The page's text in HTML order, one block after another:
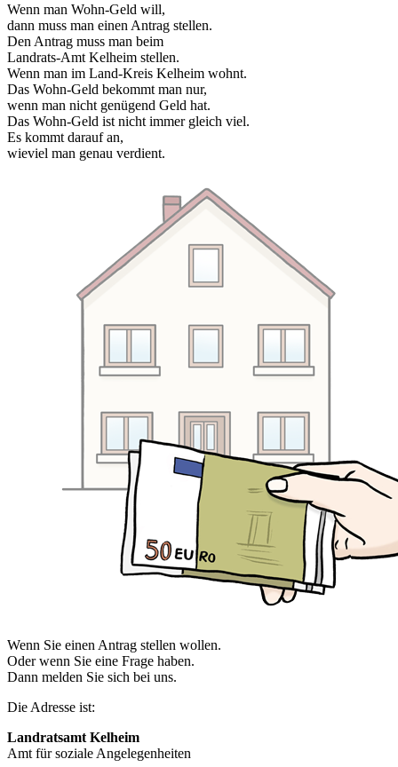
Wenn man Wohn-Geld will,
dann muss man einen Antrag stellen.
Den Antrag muss man beim
Landrats-Amt Kelheim stellen.
Wenn man im Land-Kreis Kelheim wohnt.
Das Wohn-Geld bekommt man nur,
wenn man nicht genügend Geld hat.
Das Wohn-Geld ist nicht immer gleich viel.
Es kommt darauf an,
wieviel man genau verdient.
Wenn Sie einen Antrag stellen wollen.
Oder wenn Sie eine Frage haben.
Dann melden Sie sich bei uns.
Die Adresse ist:
Landratsamt Kelheim
Amt für soziale Angelegenheiten